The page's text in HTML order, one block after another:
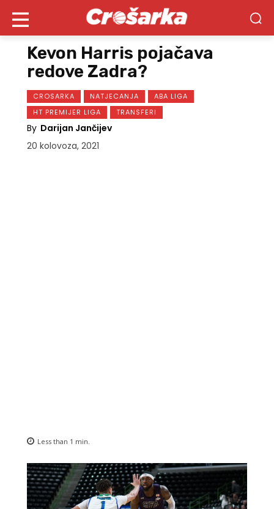
Kevon Harris pojačava
redove Zadra?
CROSARKA NATJECANJA
ABA LIGA
HT PREMIJER LIGA
TRANSFERI
By Darijan Jančijev
20 kolovoza, 2021
Less than 1 min.